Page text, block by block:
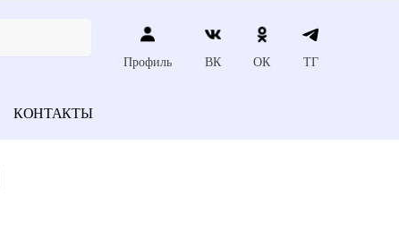
Профиль ВК ОК ТГ
КОНТАКТЫ